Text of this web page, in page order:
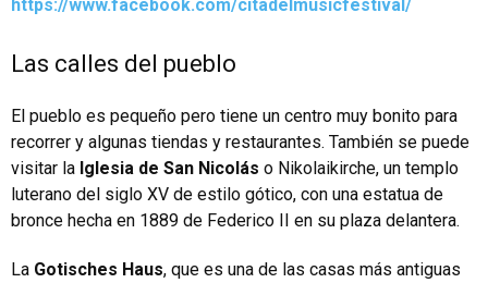
https://www.facebook.com/citadelmusicfestival/
Las calles del pueblo
El pueblo es pequeño pero tiene un centro muy bonito para
recorrer y algunas tiendas y restaurantes. También se puede
visitar la Iglesia de San Nicolás o Nikolaikirche, un templo
luterano del siglo XV de estilo gótico, con una estatua de
bronce hecha en 1889 de Federico II en su plaza delantera.
La Gotisches Haus, que es una de las casas más antiguas